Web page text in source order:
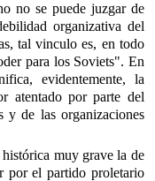
no se puede juzgar de
organizativa del
tal vinculo es, en todo
para los Soviets". En
evidentemente, la
atentado por parte del
y de las organizaciones
muy grave la de
por el partido proletario